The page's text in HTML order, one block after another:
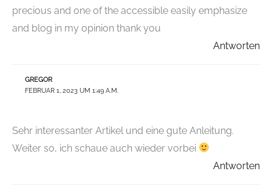
precious and one of the accessible easily emphasize
and blog in my opinion thank you
Antworten
GREGOR
FEBRUAR 1, 2023 UM 1:49 A.M.
Sehr interessanter Artikel und eine gute Anleitung.
Weiter so, ich schaue auch wieder vorbei
Antworten